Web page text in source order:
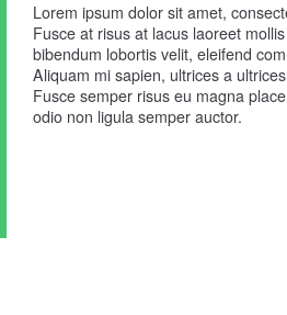
Lorem ipsum dolor sit amet,
Fusce at risus at lacus laoreet
bibendum lobortis velit, eleifend
Aliquam mi sapien, ultrices a
Fusce semper risus eu magna
odio non ligula semper auctor.